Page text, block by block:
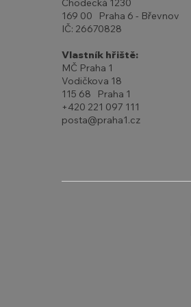
Chodecká 1230
169 00 Praha 6 - Břevnov
IČ: 26670828
Vlastník hřiště:
MČ Praha 1
Vodičkova 18
115 68 Praha 1
+420 221 097 111
posta@praha1.cz